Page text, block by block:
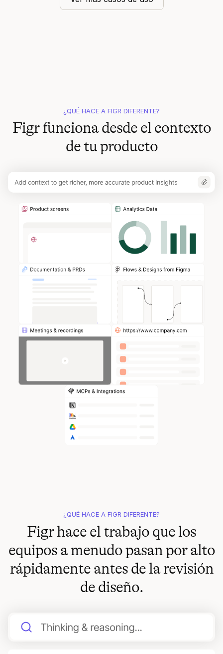
¿QUÉ HACE A FIGR DIFERENTE?
Figr funciona desde el contexto
de tu producto
¿QUÉ HACE A FIGR DIFERENTE?
Figr hace el trabajo que los
equipos a menudo pasan por alto
rápidamente antes de la revisión
de diseño.